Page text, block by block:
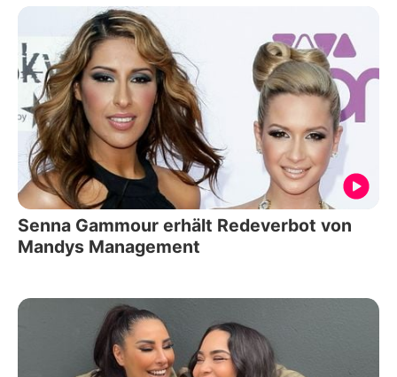
Senna Gammour erhält Redeverbot von
Mandys Management